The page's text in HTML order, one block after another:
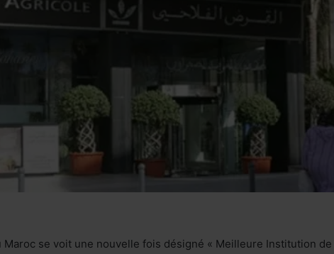
se voit une nouvelle fois désigné « Meilleure Institution de